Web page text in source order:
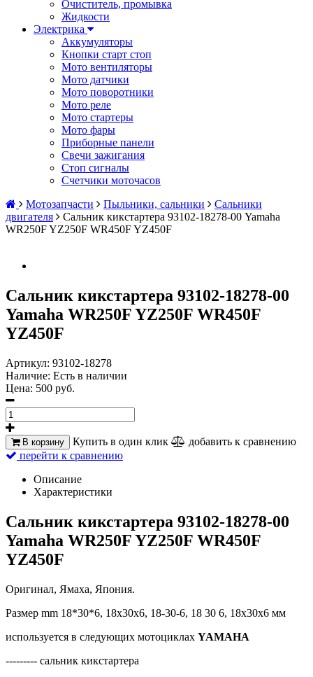
Очиститель, промывка
Жидкости
Электрика
Аккумуляторы
Кнопки старт стоп
Мото вентиляторы
Мото датчики
Мото поворотники
Мото реле
Мото стартеры
Мото фары
Приборные панели
Свечи зажигания
Стоп сигналы
Счетчики моточасов
Мотозапчасти
Пыльники, сальники
Сальники
двигателя
Сальник кикстартера 93102-18278-00 Yamaha
WR250F YZ250F WR450F YZ450F
Сальник кикстартера 93102-18278-00
Yamaha WR250F YZ250F WR450F
YZ450F
Артикул: 93102-18278
Наличие: Есть в наличии
Цена: 500 руб.
В корзину Купить в один клик
добавить к сравнению
перейти к сравнению
Описание
Характеристики
Сальник кикстартера 93102-18278-00
Yamaha WR250F YZ250F WR450F
YZ450F
Оригинал, Ямаха, Япония.
Размер mm 18*30*6, 18x30x6, 18-30-6, 18 30 6, 18х30х6 мм
используется в следующих мотоциклах YAMAHA
--------- сальник кикстартера